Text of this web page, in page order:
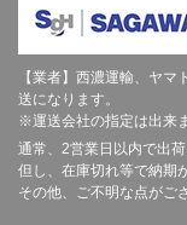
【業者】西濃運輸、ヤ
送になります。
※運送会社の指定は出来
通常、2営業日以内で出荷
但し、在庫切れ等で納期
その他、ご不明な点がご